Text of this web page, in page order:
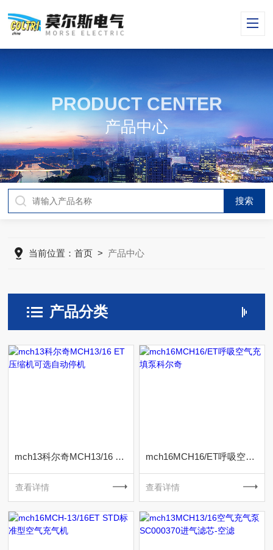
PRODUCT CENTER
产品中心
当前位置：首页 > 产品中心
产品分类
mch13科尔奇MCH13/16 ET 压缩机可选自动停机
查看详情
mch16MCH16/ET呼吸空气充填泵科尔奇
查看详情